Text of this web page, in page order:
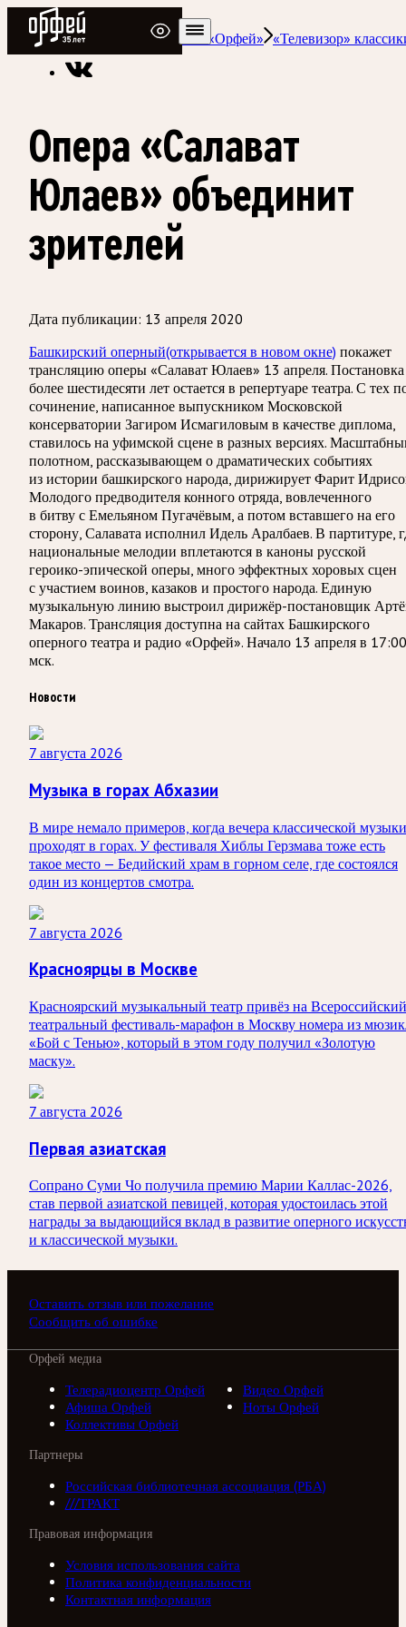
Радио Орфей
Радио классической музыки «Орфей» «Телевизор»
Опера «Салават
Юлаев» объединит
зрителей
Дата публикации: 13 апреля 2020
Башкирский оперный(открывается в новом окне) покажет
трансляцию оперы «Салават Юлаев» 13 апреля. Постановка
более шестидесяти лет остается в репертуаре театра. С тех
сочинение, написанное выпускником Московской
консерватории Загиром Исмагиловым в качестве диплома,
ставилось на уфимской сцене в разных версиях.
полотном, рассказывающем о драматических событиях
из истории башкирского народа, дирижирует Фарит
Молодого предводителя конного отряда, вовлеченного
в битву с Емельяном Пугачёвым, а потом вставшего на его
сторону, Салавата исполнил Идель Аралбаев. В партитуре,
национальные мелодии вплетаются в каноны русской
героико-эпической оперы, много эффектных хоровых сцен
с участием воинов, казаков и простого народа. Единую
музыкальную линию выстроил дирижёр-постановщик
Макаров. Трансляция доступна на сайтах Башкирского
оперного театра и радио «Орфей». Начало 13 апреля в 17:00
мск.
Новости
7 августа 2026
Музыка в горах Абхазии
В мире немало примеров, когда вечера классической музыки
проходят в горах. У фестиваля Хиблы Герзмава тоже есть
такое место — Бедийский храм в горном селе, где состоялся
один из концертов смотра.
7 августа 2026
Красноярцы в Москве
Красноярский музыкальный театр привёз на Всероссийский
театральный фестиваль-марафон в Москву номера из
«Бой с Тенью», который в этом году получил «Золотую
маску».
7 августа 2026
Первая азиатская
Сопрано Суми Чо получила премию Марии Каллас-2026,
став первой азиатской певицей, которая удостоилась этой
награды за выдающийся вклад в развитие оперного
и классической музыки.
Оставить отзыв или пожелание
Сообщить об ошибке
Орфей медиа
Телерадиоцентр Орфей
Видео Орфей
Афиша Орфей
Ноты Орфей
Коллективы Орфей
Партнеры
Российская библиотечная ассоциация (РБА)
///ТРАКТ
Правовая информация
Условия использования сайта
Политика конфиденциальности
Контактная информация